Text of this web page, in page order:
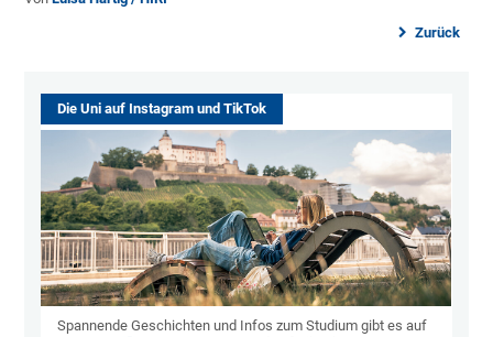
Zurück
Die Uni auf Instagram und TikTok
Spannende Geschichten und Infos zum Studium gibt es auf